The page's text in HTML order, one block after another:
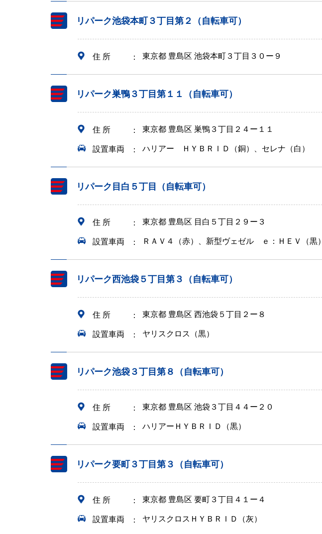
リパーク池袋本町３丁目第２（自転車可）
住 所 東京都 豊島区 池袋本町３丁目３０ー９
リパーク巣鴨３丁目第１１（自転車可）
住 所 東京都 豊島区 巣鴨３丁目２４ー１１
設置車両 ハリアー ＨＹＢＲＩＤ（銅）、セレナ（白）
リパーク目白５丁目（自転車可）
住 所 東京都 豊島区 目白５丁目２９ー３
設置車両 ＲＡＶ４（赤）、新型ヴェゼル ｅ：ＨＥＶ（黒）
リパーク西池袋５丁目第３（自転車可）
住 所 東京都 豊島区 西池袋５丁目２ー８
設置車両 ヤリスクロス（黒）
リパーク池袋３丁目第８（自転車可）
住 所 東京都 豊島区 池袋３丁目４４ー２０
設置車両 ハリアーＨＹＢＲＩＤ（黒）
リパーク要町３丁目第３（自転車可）
住 所 東京都 豊島区 要町３丁目４１ー４
設置車両 ヤリスクロスＨＹＢＲＩＤ（灰）